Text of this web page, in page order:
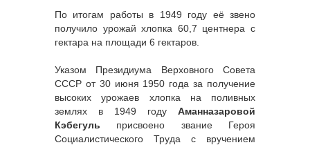
По итогам работы в 1949 году её звено
получило урожай хлопка 60,7 центнера с
гектара на площади 6 гектаров.
Указом Президиума Верховного Совета
СССР от 30 июня 1950 года за получение
высоких урожаев хлопка на поливных
землях в 1949 году Аманназаровой
Кэбегуль присвоено звание Героя
Социалистического Труда с вручением